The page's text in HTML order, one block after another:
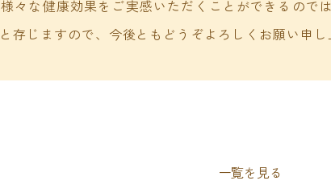
々な健康効果をご実感いただくことができるので
存じますので、今後ともどうぞよろしくお願い申し
一覧を見る